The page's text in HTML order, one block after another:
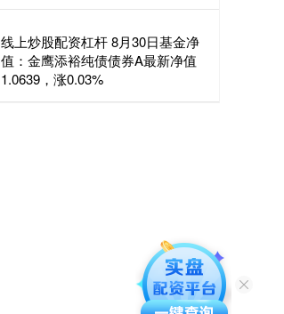
线上炒股配资杠杆 8月30日基金净
值：金鹰添裕纯债债券A最新净值
1.0639，涨0.03%